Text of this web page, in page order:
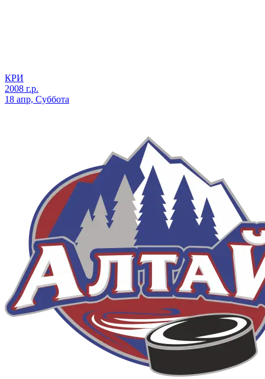
КРИ
2008 г.р.
18 апр, Суббота